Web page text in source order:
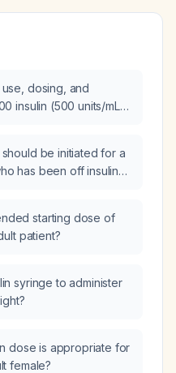
dosing, and
insulin (500 units/mL)
be initiated for a
has been off insulin
starting dose of
patient?
syringe to administer
dose is appropriate for
female?